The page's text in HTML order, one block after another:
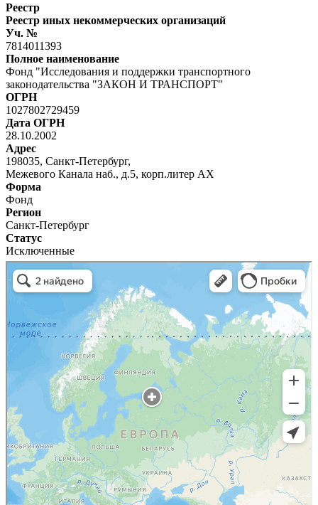
Реестр
Реестр иных некоммерческих организаций
Уч. №
7814011393
Полное наименование
Фонд "Исследования и поддержки транспортного
законодательства "ЗАКОН И ТРАНСПОРТ"
ОГРН
1027802729459
Дата ОГРН
28.10.2002
Адрес
198035, Санкт-Петербург,
Межевого Канала наб., д.5, корп.литер АХ
Форма
Фонд
Регион
Санкт-Петербург
Статус
Исключенные